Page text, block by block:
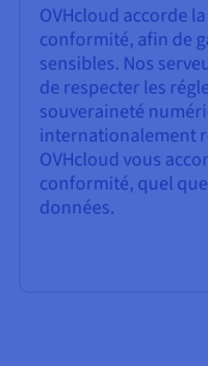
OVHcloud accorde
conformité, afin de
sensibles. Nos
de respecter les
souveraineté
internationalement
OVHcloud vous
conformité, quel
données.